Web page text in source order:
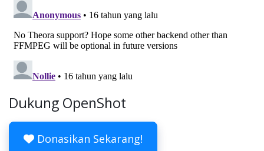
Dukung OpenShot
Donasikan Sekarang!